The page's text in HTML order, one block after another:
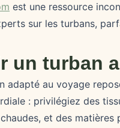
est une ressource
sur les turbans,
un turban
adapté au voyage
: privilégiez des
et des